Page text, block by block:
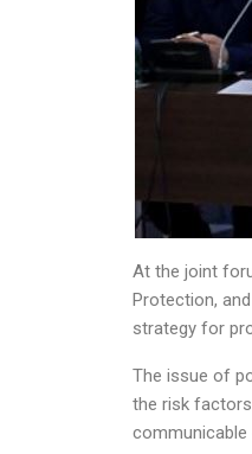
At the joint
Protection,
strategy for
The issue of
the risk
communicable